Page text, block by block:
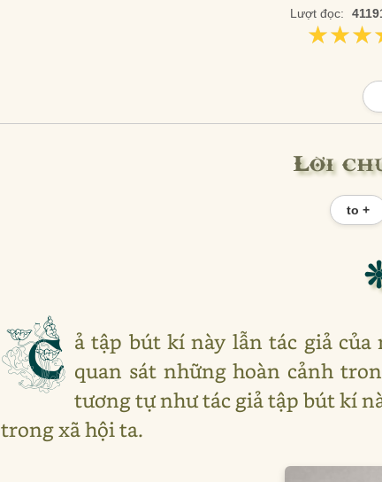
Lượt đọc:
Lời
to +
C ả tập bút kí này lẫn tác giả
quan sát những hoàn cảnh
tương tự như tác giả tập bút kí
trong xã hội ta.